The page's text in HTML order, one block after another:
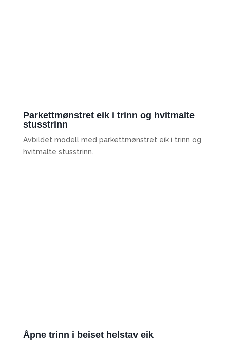
Parkettmønstret eik i trinn og hvitmalte
stusstrinn
Avbildet modell med parkettmønstret eik i trinn og
hvitmalte stusstrinn.
Åpne trinn i beiset helstav eik